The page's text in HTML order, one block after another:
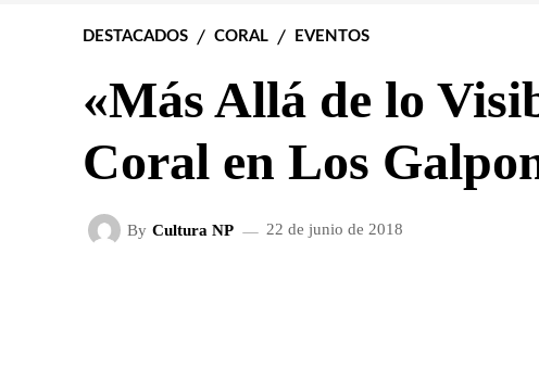
DESTACADOS CORAL EVENTOS
«Más Allá de lo
Coral en Los
By Cultura NP 22 de junio de 2018